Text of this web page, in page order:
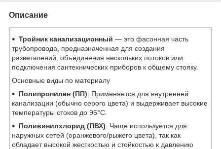
Описание
Тройник канализационный — это фасонная часть
трубопровода, предназначенная для создания
разветвлений, объединения нескольких потоков или
подключения сантехнических приборов к общему стояку.
Основные виды по материалу
Полипропилен (ПП): Применяется для внутренней
канализации (обычно серого цвета) и выдерживает высокие
температуры стоков до 95°C.
Поливинилхлорид (ПВХ): Чаще используется для
наружных сетей (оранжевого/рыжего цвета), так как
обладает высокой жесткостью и стойкостью к давлению